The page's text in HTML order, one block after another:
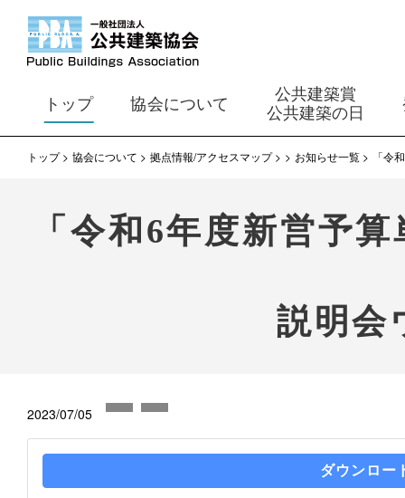
トップ 協会について
公共建築賞
公共建築の日
トップ 協会について 拠点情報/アクセスマップ お知らせ一覧 「令
「令和6年度新営予
説明会
2023/07/05
ダウンロー